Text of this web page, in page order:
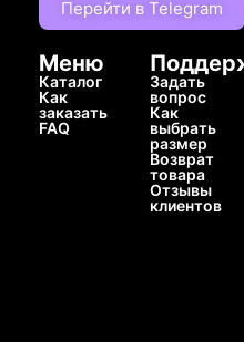
Перейти в Telegram
Меню
Каталог
Как
заказать
FAQ
Задать
вопрос
Как
выбрать
размер
Возврат
товара
Отзывы
клиентов